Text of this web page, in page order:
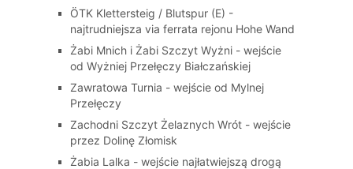
ÖTK Klettersteig / Blutspur (E) -
najtrudniejsza via ferrata rejonu Hohe Wand
Żabi Mnich i Żabi Szczyt Wyżni - wejście
od Wyżniej Przełęczy Białczańskiej
Zawratowa Turnia - wejście od Mylnej
Przełęczy
Zachodni Szczyt Żelaznych Wrót - wejście
przez Dolinę Złomisk
Żabia Lalka - wejście najłatwiejszą drogą